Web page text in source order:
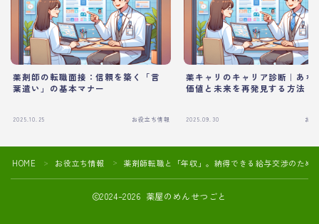
薬剤師の転職面接：信頼を築く「言
葉遣い」の基本マナー
2025.10.25 お役立ち情報
薬キャリのキャリア診断｜あな
価値と未来を再発見する方法
2025.09.30 お
HOME ＞ お役立ち情報 ＞ 薬剤師転職と「年収」。納得できる給与交渉のため
2024–2026 薬屋のめんせつごと